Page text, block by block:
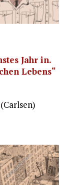
Jahr in.
Lebens“
(Carlsen)